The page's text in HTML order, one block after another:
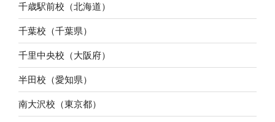
千歳駅前校（北海道）
千葉校（千葉県）
千里中央校（大阪府）
半田校（愛知県）
南大沢校（東京都）